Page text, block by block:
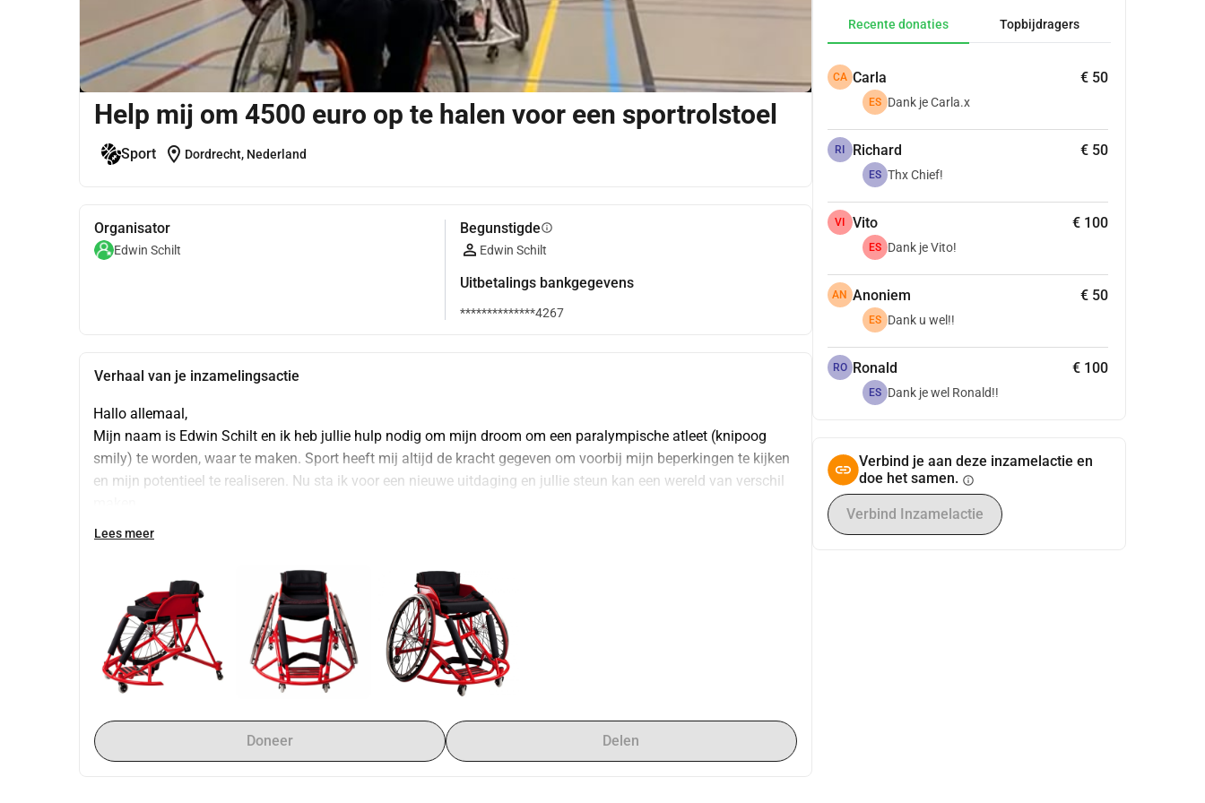
Help mij om 4500 euro op te halen voor een sportrolstoel
Sport location_on Dordrecht, Nederland
Organisator
Edwin Schilt
Begunstigdeinfo
Edwin Schilt
Uitbetalings bankgegevens
**************4267
Verhaal van je inzamelingsactie
Hallo allemaal,
Mijn naam is Edwin Schilt en ik heb jullie hulp nodig om mijn droom om een paralympische atleet (knipoog
smily) te worden, waar te maken. Sport heeft mij altijd de kracht gegeven om voorbij mijn beperkingen te kijken
en mijn potentieel te realiseren. Nu sta ik voor een nieuwe uitdaging en jullie steun kan een wereld van verschil
Wat is het doel?
en de noodzakelijke aanpassingen aan mijn auto om deze te kunnen vervoeren. Een sportrolstoel is niet zomaar
een stuk uitrusting; het is een verlengstuk van mijzelf dat mobiliteit, snelheid en competitieve geest mogelijk
maakt.
Waarom is dit belangrijk?
Een sportrolstoel en aangepaste auto zullen mij niet alleen in staat stellen om te trainen, maar ook om
onafhankelijkheid en zelfvertrouwen te behouden. Dit gaat niet alleen over sport; het gaat over het omarmen
Hoe kunt u helpen?
Elke bijdrage, groot of klein, brengt ons dichter bij het doel. Uw steun betekent niet alleen financiële hulp, maar
Lees meer
Doneer Delen
Recente donaties Topbijdragers
CA Carla € 50
ES Dank je Carla.x
RI Richard € 50
ES Thx Chief!
VI Vito € 100
ES Dank je Vito!
AN Anoniem € 50
ES Dank u wel!!
RO Ronald € 100
ES Dank je wel Ronald!!
Verbind je aan deze inzamelactie en
doe het samen. info
Verbind Inzamelactie